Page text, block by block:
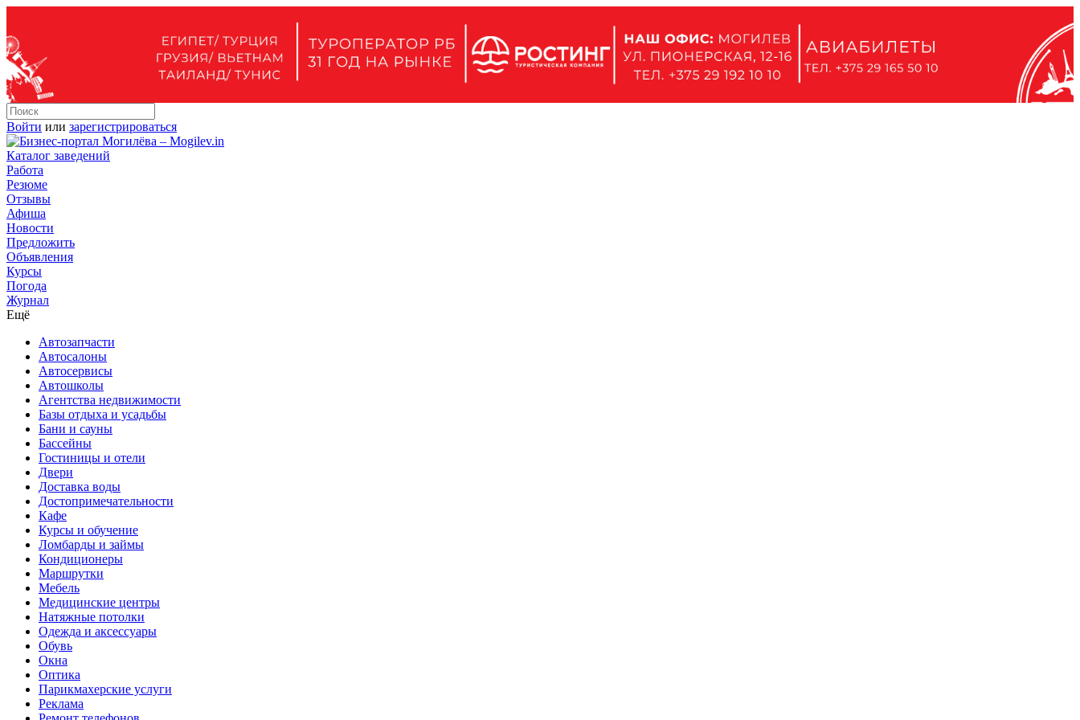
Войти или зарегистрироваться
Каталог заведений
Работа
Резюме
Отзывы
Афиша
Новости
Предложить
Объявления
Курсы
Погода
Журнал
Ещё
Автозапчасти
Автосалоны
Автосервисы
Автошколы
Агентства недвижимости
Базы отдыха и усадьбы
Бани и сауны
Бассейны
Гостиницы и отели
Двери
Доставка воды
Достопримечательности
Кафе
Курсы и обучение
Ломбарды и займы
Кондиционеры
Маршрутки
Мебель
Медицинские центры
Натяжные потолки
Одежда и аксессуары
Обувь
Окна
Оптика
Парикмахерские услуги
Реклама